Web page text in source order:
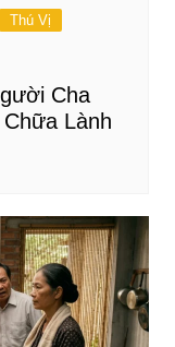
Thú Vị
Cha
Lành